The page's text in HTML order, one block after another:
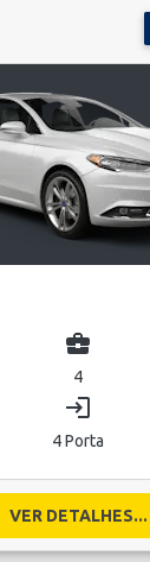
business_center
4
login
4 Porta
VER DETALHES...